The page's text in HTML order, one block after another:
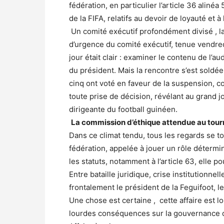
fédération, en particulier l’article 36 alinéa
de la FIFA, relatifs au devoir de loyauté et à
Un comité exécutif profondément divisé ,
d’urgence du comité exécutif, tenue
jour était clair : examiner le contenu de
du président. Mais la rencontre s’est
cinq ont voté en faveur de la suspension,
toute prise de décision, révélant au grand
dirigeante du football guinéen.
La commission d’éthique attendue au
Dans ce climat tendu, tous les regards se
fédération, appelée à jouer un rôle
les statuts, notamment à l’article 63, elle
Entre bataille juridique, crise
frontalement le président de la Feguifoot,
Une chose est certaine , cette affaire est
lourdes conséquences sur la gouvernance